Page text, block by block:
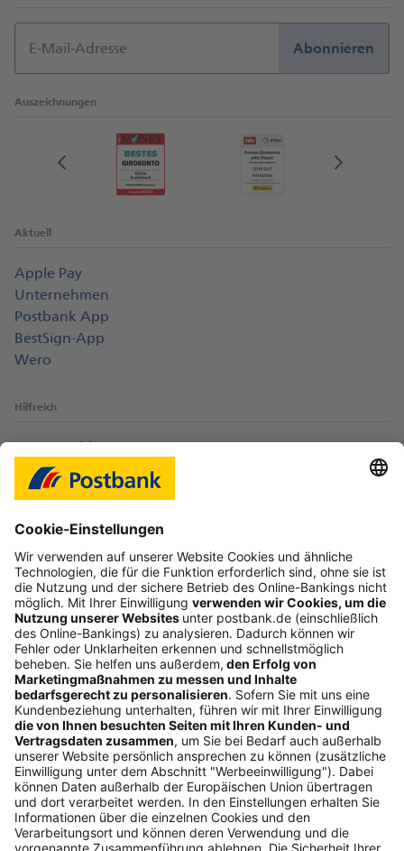
E-Mail-Adresse Abonnieren
Auszeichnungen
Aktuell
Apple Pay
Unternehmen
Postbank App
BestSign-App
Wero
Hilfreich
Login-Probleme
Karte sperren
Kontakt
myBHW
Interessant
Freundschaftswerbung
Schufa-Auskunft
Soziales Engagement
Nachhaltigkeit
ETF-Sparplanrechner
Beliebt
Umzugskredit
Gemeinschaftskonto
ETFs